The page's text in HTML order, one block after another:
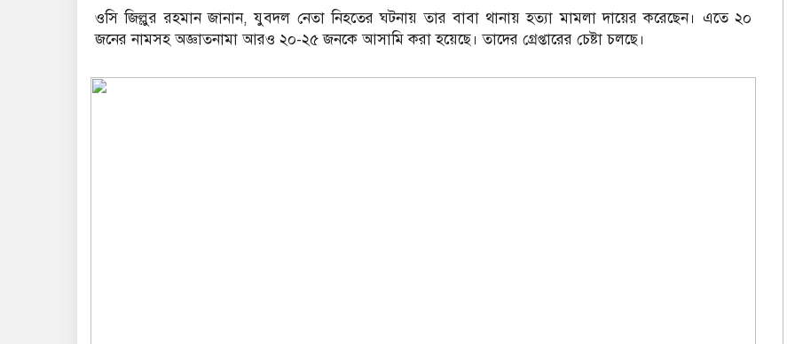
ওসি জিল্লুর রহমান জানান, যুবদল নেতা নিহতের ঘটনায় তার বাবা থানায় হত্যা মামলা দায়ের করেছেন। এতে ২০
জনের নামসহ অজ্ঞাতনামা আরও ২০-২৫ জনকে আসামি করা হয়েছে। তাদের গ্রেপ্তারের চেষ্টা চলছে।